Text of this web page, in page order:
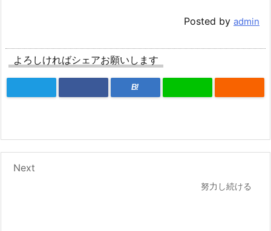
Posted by admin
よろしければシェアお願いします
B!
努力し続ける
Next